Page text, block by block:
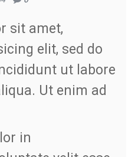
sit amet,
elit, sed do
ut labore
Ut enim ad
in